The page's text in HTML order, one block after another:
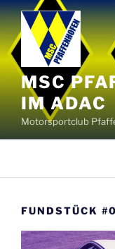
Zum
Inhalt
springen
MSC
IM ADAC
Motorsportclub
FUNDSTÜCK